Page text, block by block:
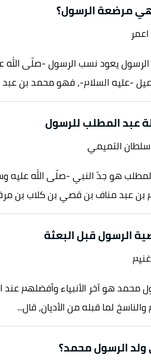
مرضعة الرسول؟
يعود نسب الرسول -صلّى الله
-عليه السلام-، فهو محمد بن عبد
عبد المطلب للرسول
سلطان التميمي
هو جدّ النبي -صلّى الله عليه
عبد مناف بن قصي بن كلاب بن
الرسول قبل البعثة
محمد هو آخر الأنبياء وأفضلهم عند
والناسخ لما قبله من الأديان، قال...
الرسول محمد؟